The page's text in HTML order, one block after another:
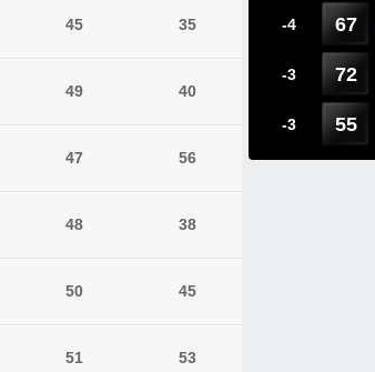
45 35
49 40
47 56
48 38
50 45
51 53
-4 67
-3 72
-3 55